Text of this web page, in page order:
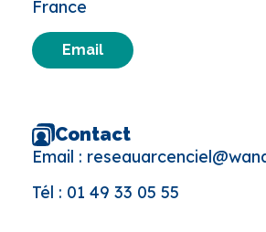
France
Email
Contact
Email :
Tél : 01 49 33 05 55